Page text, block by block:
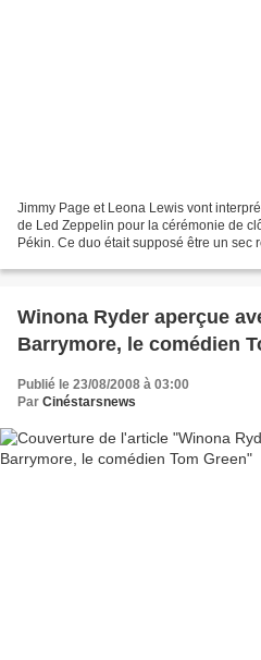
Jimmy Page et Leona Lewis vont
de Led Zeppelin pour la cérémonie de
Pékin. Ce duo était supposé être un sec
Winona Ryder aperçue
Barrymore, le comédien
Publié le 23/08/2008 à 03:00
Par Cinéstarsnews